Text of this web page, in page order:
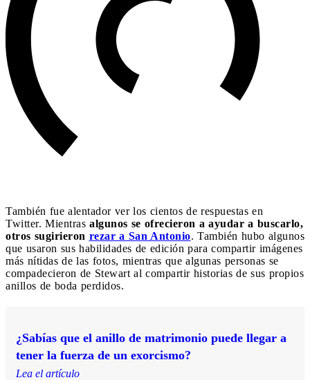
También fue alentador ver los cientos de respuestas en
Twitter. Mientras algunos se ofrecieron a ayudar a buscarlo,
otros sugirieron rezar a San Antonio. También hubo algunos
que usaron sus habilidades de edición para compartir imágenes
más nítidas de las fotos, mientras que algunas personas se
compadecieron de Stewart al compartir historias de sus propios
anillos de boda perdidos.
¿Sabías que el anillo de matrimonio puede llegar a
tener la fuerza de un exorcismo?
Lea el artículo